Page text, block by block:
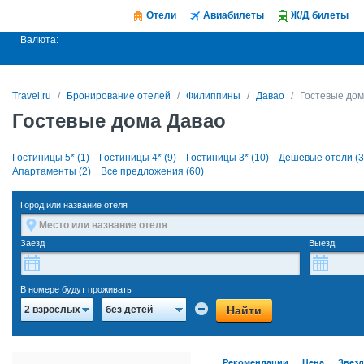
Отели Авиабилеты Ж/Д билеты
Валюта:
Travel.ru Бронирование отелей Филиппины Давао Гостевые
Гостевые дома Давао
Гостиницы 5* (1) Гостиницы 4* (9) Гостиницы 3* (10)
Дешевые отели
Апартаменты (2)
Все предложения (60)
Город или название отеля
Заезд Выезд
В номере будут проживать
2 взрослых без детей Найти